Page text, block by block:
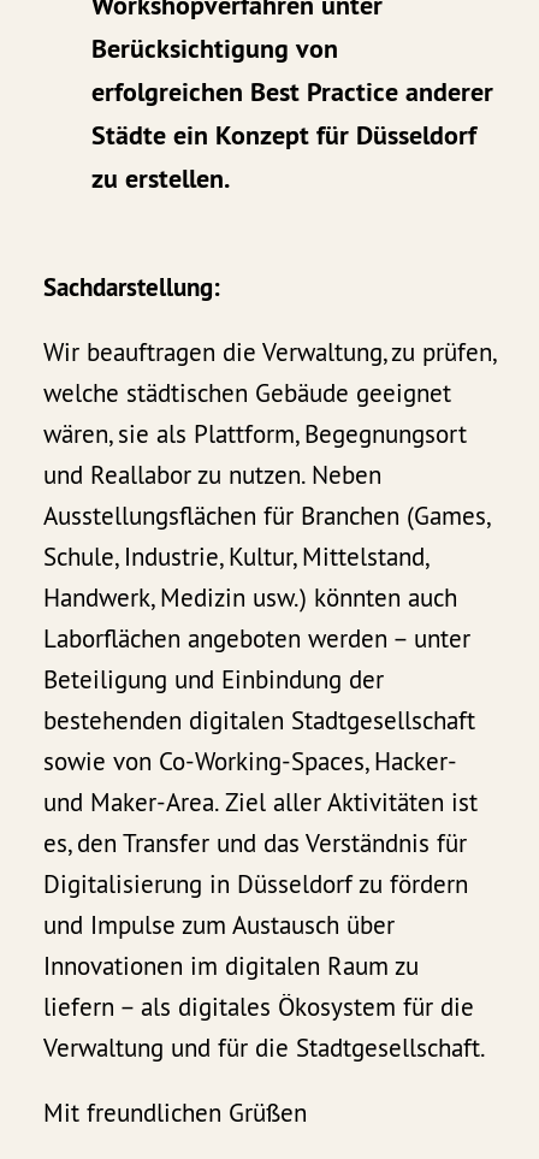
Berücksichtigung von
erfolgreichen Best Practice anderer
Städte ein Konzept für Düsseldorf
zu erstellen.
Sachdarstellung:
Wir beauftragen die Verwaltung, zu prüfen,
welche städtischen Gebäude geeignet
wären, sie als Plattform, Begegnungsort
und Reallabor zu nutzen. Neben
Ausstellungsflächen für Branchen (Games,
Schule, Industrie, Kultur, Mittelstand,
Handwerk, Medizin usw.) könnten auch
Laborflächen angeboten werden – unter
Beteiligung und Einbindung der
bestehenden digitalen Stadtgesellschaft
sowie von Co-Working-Spaces, Hacker-
und Maker-Area. Ziel aller Aktivitäten ist
es, den Transfer und das Verständnis für
Digitalisierung in Düsseldorf zu fördern
und Impulse zum Austausch über
Innovationen im digitalen Raum zu
liefern – als digitales Ökosystem für die
Verwaltung und für die Stadtgesellschaft.
Mit freundlichen Grüßen